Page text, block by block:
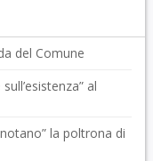
del Comune
al
la poltrona di